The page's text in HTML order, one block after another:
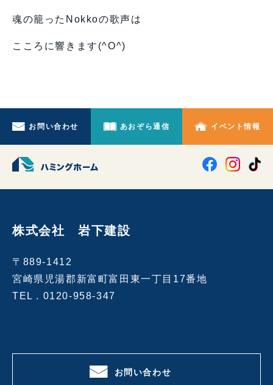
魂の籠ったNokkoの歌声は
こころに響きます(^O^)
お問い合わせ あおぞら通信 イベント情報
株式会社 岩下建設
〒889-1412
宮崎県児湯郡新富町富田東一丁目17番地
TEL . 0120-958-347
お問い合わせ